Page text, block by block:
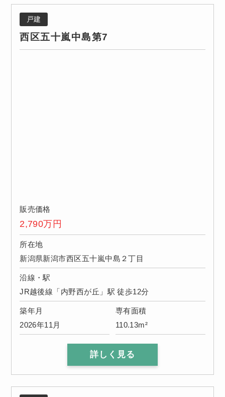
戸建
西区五十嵐中島第7
販売価格
2,790万円
所在地
新潟県新潟市西区五十嵐中島２丁目
沿線・駅
JR越後線「内野西が丘」駅 徒歩12分
築年月
2026年11月
専有面積
110.13m²
詳しく見る